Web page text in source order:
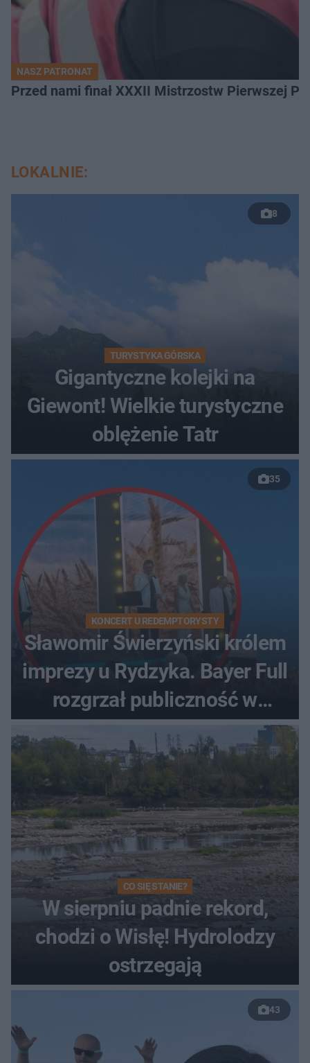
NASZ PATRONAT
Przed nami finał XXXII Mistrzostw Pierwszej
LOKALNIE:
8
TURYSTYKA GÓRSKA
Gigantyczne kolejki na
Giewont! Wielkie turystyczne
oblężenie Tatr
35
KONCERT U REDEMPTORYSTY
Sławomir Świerzyński królem
imprezy u Rydzyka. Bayer Full
rozgrzał publiczność w
Toruniu
CO SIĘ STANIE?
W sierpniu padnie rekord,
chodzi o Wisłę! Hydrolodzy
ostrzegają
43